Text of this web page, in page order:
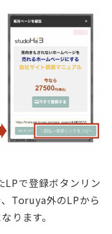
LPで登録ボタンリン
Toruya外のLPから
ります。